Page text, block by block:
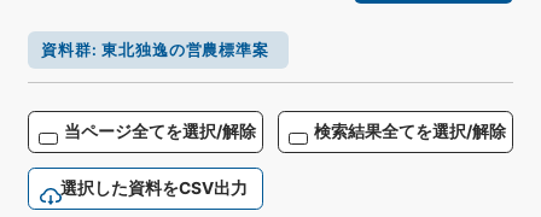
資料群:東北独逸の営農標準案
当ページ全てを選択/解除 検索結果全てを選択/解除
選択した資料をCSV出力